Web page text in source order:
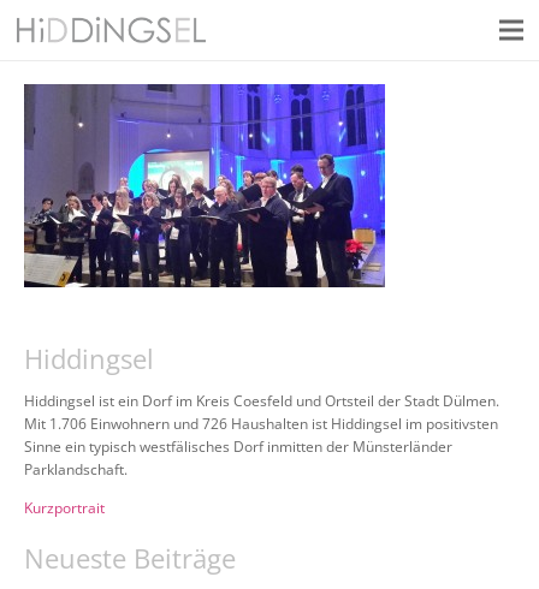
Hiddingsel
Hiddingsel ist ein Dorf im Kreis Coesfeld und Ortsteil der Stadt Dülmen.
Mit 1.706 Einwohnern und 726 Haushalten ist Hiddingsel im positivsten
Sinne ein typisch westfälisches Dorf inmitten der Münsterländer
Parklandschaft.
Kurzportrait
Neueste Beiträge